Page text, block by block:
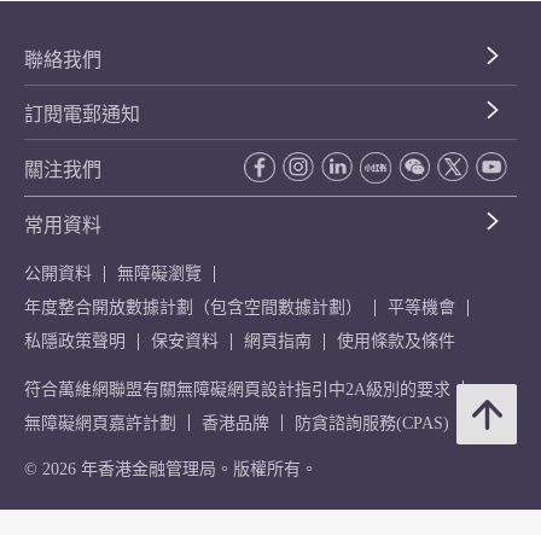
聯絡我們
訂閱電郵通知
關注我們
常用資料
公開資料
無障礙瀏覽
年度整合開放數據計劃（包含空間數據計劃）
平等機會
私隱政策聲明
保安資料 網頁指南 使用條款及條件
符合萬維網聯盟有關無障礙網頁設計指引中2A級別的要求
無障礙網頁嘉許計劃
香港品牌 防貪諮詢服務(CPAS)
© 2026 年香港金融管理局。版權所有。